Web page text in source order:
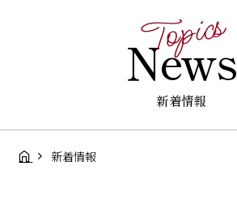
News
Topics
新着情報
新着情報